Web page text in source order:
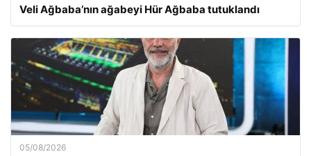
Veli Ağbaba’nın ağabeyi Hür Ağbaba tutuklandı
05/08/2026